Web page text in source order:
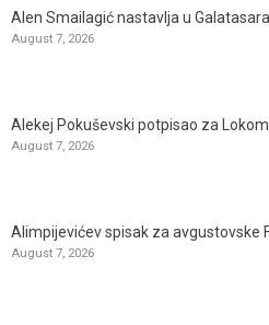
Alen Smailagić nastavlja u
August 7, 2026
Alekej Pokuševski potpisao za
August 7, 2026
Alimpijevićev spisak za avgustovske
August 7, 2026